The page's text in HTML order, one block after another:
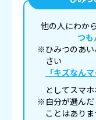
他の人にわか
つ
※ひみつのあい
さい
「キズなん
としてスマ
※自分が選んだ
ことはあり